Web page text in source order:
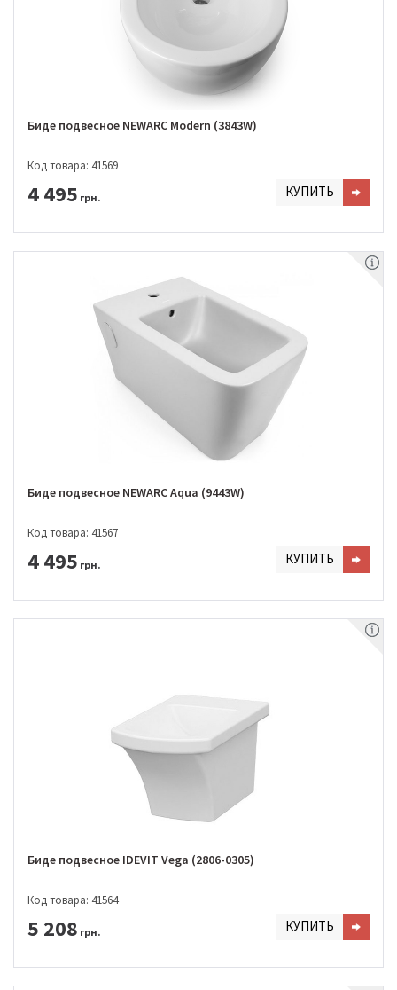
Биде подвесное NEWARC Modern (3843W)
Код товара: 41569
4 495 грн. КУПИТЬ
Биде подвесное NEWARC Aqua (9443W)
Код товара: 41567
4 495 грн. КУПИТЬ
Биде подвесное IDEVIT Vega (2806-0305)
Код товара: 41564
5 208 грн. КУПИТЬ